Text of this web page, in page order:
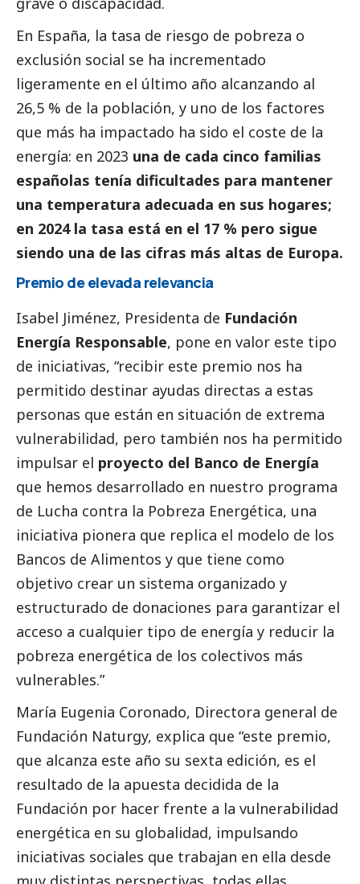
En España, la tasa de riesgo de pobreza o
exclusión social se ha incrementado
ligeramente en el último año alcanzando al
26,5 % de la población, y uno de los factores
que más ha impactado ha sido el coste de la
energía: en 2023 una de cada cinco familias
españolas tenía dificultades para mantener
una temperatura adecuada en sus hogares;
en 2024 la tasa está en el 17 % pero sigue
siendo una de las cifras más altas de Europa.
Premio de elevada relevancia
Isabel Jiménez, Presidenta de Fundación
Energía Responsable, pone en valor este tipo
de iniciativas, “recibir este premio nos ha
permitido destinar ayudas directas a estas
personas que están en situación de extrema
vulnerabilidad, pero también nos ha permitido
impulsar el proyecto del Banco de Energía
que hemos desarrollado en nuestro programa
de Lucha contra la Pobreza Energética, una
iniciativa pionera que replica el modelo de los
Bancos de Alimentos y que tiene como
objetivo crear un sistema organizado y
estructurado de donaciones para garantizar el
acceso a cualquier tipo de energía y reducir la
pobreza energética de los colectivos más
vulnerables.”
María Eugenia Coronado, Directora general de
Fundación Naturgy, explica que “este premio,
que alcanza este año su sexta edición, es el
resultado de la apuesta decidida de la
Fundación por hacer frente a la vulnerabilidad
energética en su globalidad, impulsando
iniciativas sociales que trabajan en ella desde